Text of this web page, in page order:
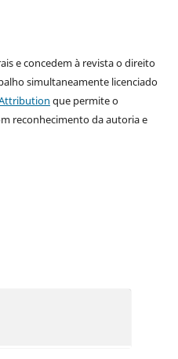
e concedem à revista o direito
simultaneamente licenciado
que permite o
reconhecimento da autoria e